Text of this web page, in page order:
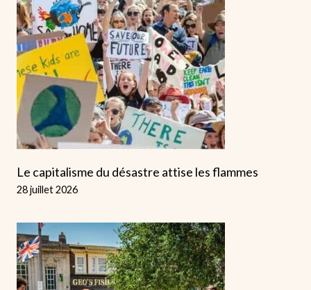
Le capitalisme du désastre attise les flammes
28 juillet 2026